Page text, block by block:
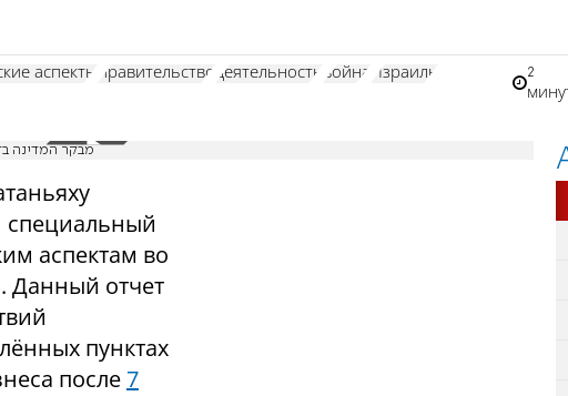
аспекты правительство деятельность война
Израиль
2
מבקר המדינה
специальный
аспектам во
Данный отчет
пунктах
после7